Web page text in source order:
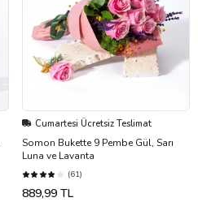
Cumartesi Ücretsiz Teslimat
Somon Bukette 9 Pembe Gül, Sarı
Luna ve Lavanta
(61)
889,99 TL